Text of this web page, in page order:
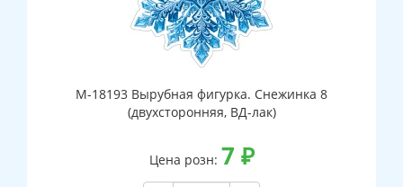
М-18193 Вырубная фигурка. Снежинка 8
(двухсторонняя, ВД-лак)
Цена розн: 7 ₽